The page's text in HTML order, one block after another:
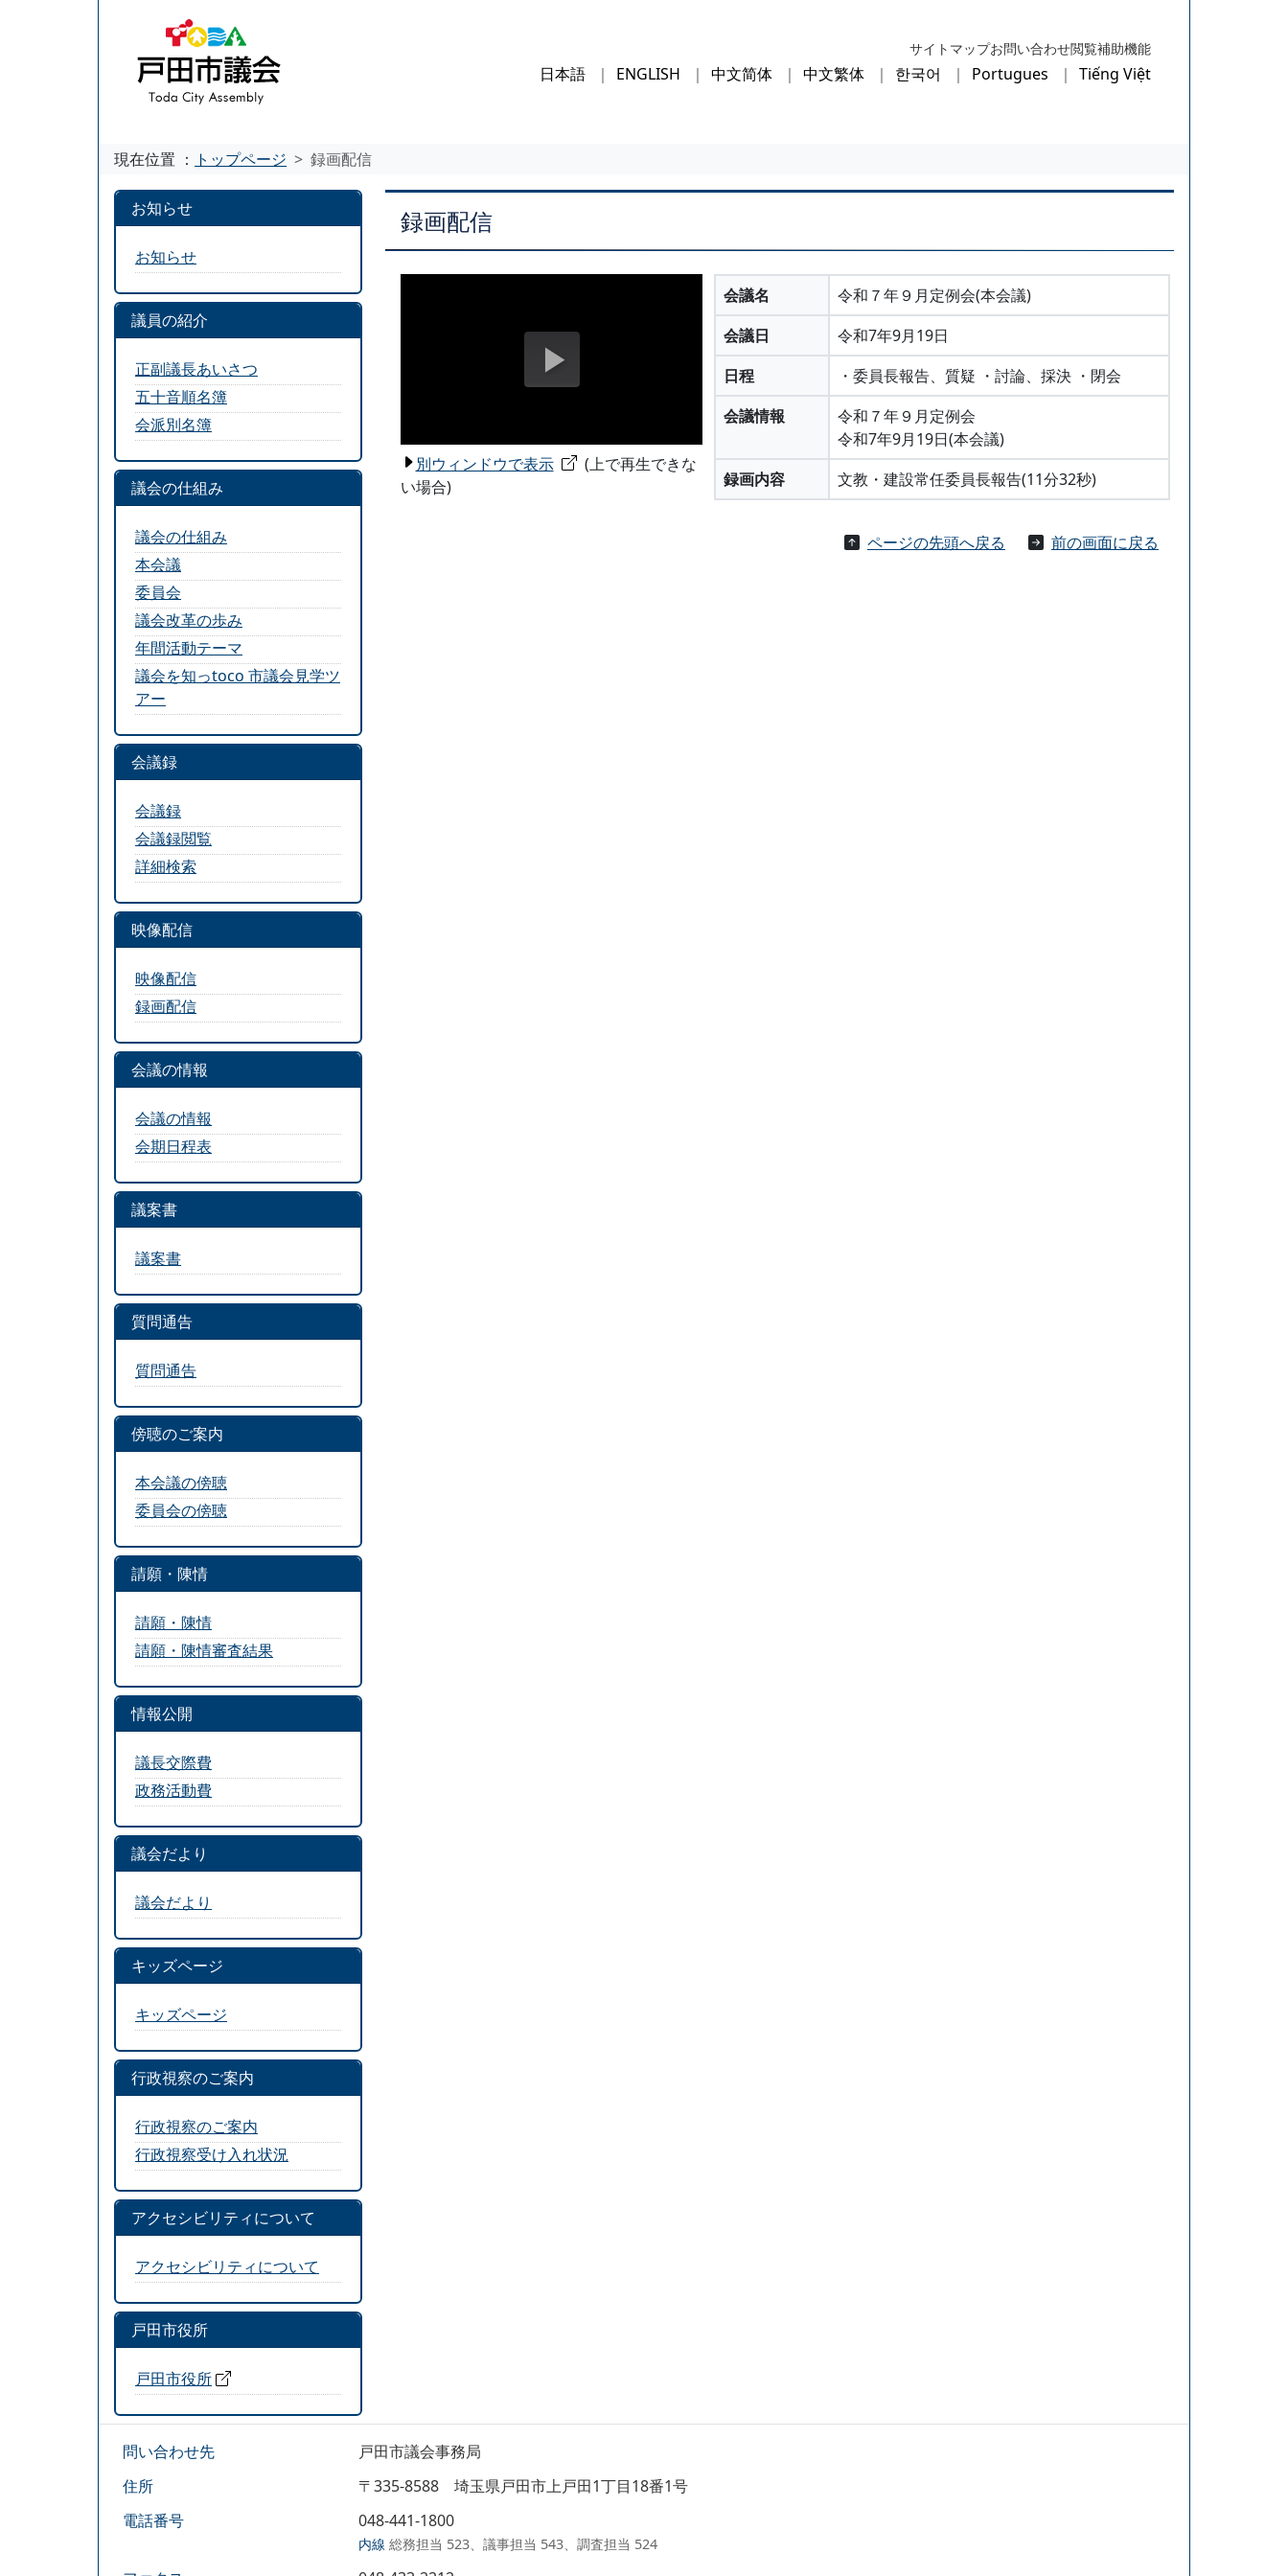
サイトマップお問い合わせ閲覧補助機能
日本語 ENGLISH 中文简体 中文繁体 한국어 Portugues Tiếng Việt
現在位置 ： トップページ 録画配信
録画配信
別ウィンドウで表示
(上で再生できな
い場合)
会議名
令和７年９月定例会(本会議)
会議日
令和7年9月19日
日程
・委員長報告、質疑 ・討論、採決 ・閉会
会議情報
令和７年９月定例会
令和7年9月19日(本会議)
録画内容
文教・建設常任委員長報告(11分32秒)
ページの先頭へ戻る 前の画面に戻る
お知らせ
お知らせ
議員の紹介
正副議長あいさつ
五十音順名簿
会派別名簿
議会の仕組み
議会の仕組み
本会議
委員会
議会改革の歩み
年間活動テーマ
議会を知っtoco 市議会見学ツ
アー
会議録
会議録
会議録閲覧
詳細検索
映像配信
映像配信
録画配信
会議の情報
会議の情報
会期日程表
議案書
議案書
質問通告
質問通告
傍聴のご案内
本会議の傍聴
委員会の傍聴
請願・陳情
請願・陳情
請願・陳情審査結果
情報公開
議長交際費
政務活動費
議会だより
議会だより
キッズページ
キッズページ
行政視察のご案内
行政視察のご案内
行政視察受け入れ状況
アクセシビリティについて
アクセシビリティについて
戸田市役所
戸田市役所
問い合わせ先
戸田市議会事務局
住所
〒335-8588 埼玉県戸田市上戸田1丁目18番1号
電話番号
048-441-1800
内線 総務担当 523、議事担当 543、調査担当 524